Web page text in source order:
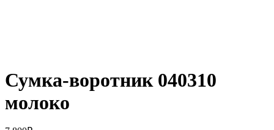
Сумка-воротник 040310
молоко